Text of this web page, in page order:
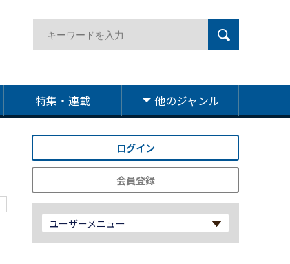
特集・連載 他のジャンル
ログイン
会員登録
ユーザーメニュー